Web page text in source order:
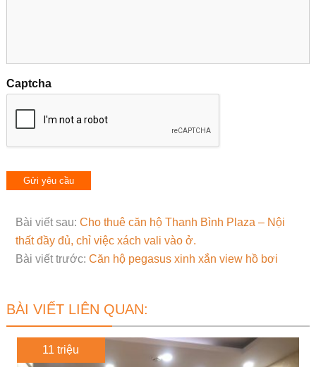
Captcha
Bài viết sau: Cho thuê căn hộ Thanh Bình Plaza – Nội
thất đầy đủ, chỉ việc xách vali vào ở.
Bài viết trước: Căn hộ pegasus xinh xắn view hồ bơi
BÀI VIẾT LIÊN QUAN:
11 triệu